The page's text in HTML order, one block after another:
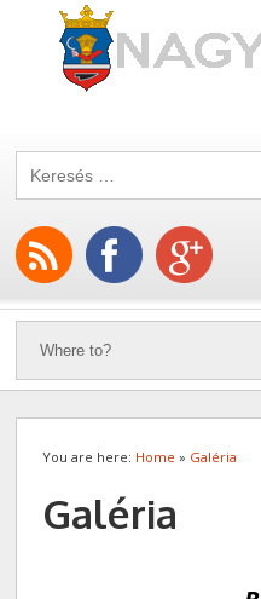
You are here: Home » Galéria
Galéria